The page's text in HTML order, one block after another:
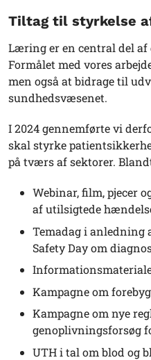
Tiltag til styrkelse
Læring er en central del
Formålet med vores
men også at bidrage til
sundhedsvæsenet.
I 2024 gennemførte vi
skal styrke
på tværs af sektorer.
Webinar, film, pjecer
af utilsigtede
Temadag i anledning
Safety Day om
Kampagne om
Kampagne om nye
genoplivningsforsøg
UTH i tal om blod og